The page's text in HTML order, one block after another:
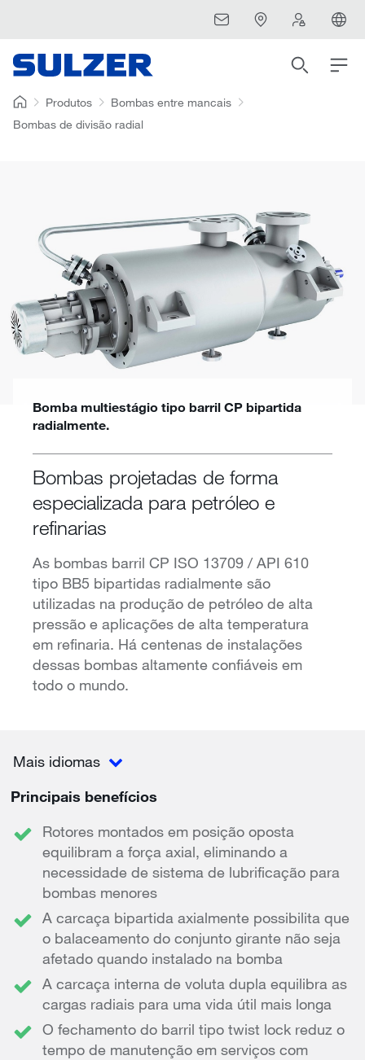
Produtos
Bombas entre mancais
Bombas de divisão radial
Bomba multiestágio tipo barril CP bipartida
radialmente.
Bombas projetadas de forma
especializada para petróleo e
refinarias
As bombas barril CP ISO 13709 / API 610
tipo BB5 bipartidas radialmente são
utilizadas na produção de petróleo de alta
pressão e aplicações de alta temperatura
em refinaria. Há centenas de instalações
dessas bombas altamente confiáveis ​​em
todo o mundo.
Mais idiomas
Principais benefícios
Rotores montados em posição oposta
equilibram a força axial, eliminando a
necessidade de sistema de lubrificação para
bombas menores
A carcaça bipartida axialmente possibilita que
o balaceamento do conjunto girante não seja
afetado quando instalado na bomba
A carcaça interna de voluta dupla equilibra as
cargas radiais para uma vida útil mais longa
O fechamento do barril tipo twist lock reduz o
tempo de manutenção em serviços com